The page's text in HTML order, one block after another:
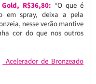
R$36,80: “O que é
em spray, deixa a pela
nesse verão mantive
cor do que nos outros
Acelerador de Bronzeado